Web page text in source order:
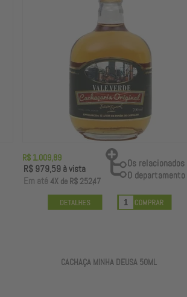
R$ 1.009,89
R$ 979,59à vista
Em até 4Xde R$ 252,47
CACHAÇA MINHA DEUSA 50ML